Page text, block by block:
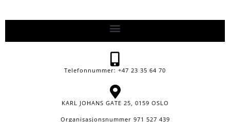
Telefonnummer: +47 23 35 64 70
KARL JOHANS GATE 25, 0159 OSLO
Organisasjonsnummer 971 527 439